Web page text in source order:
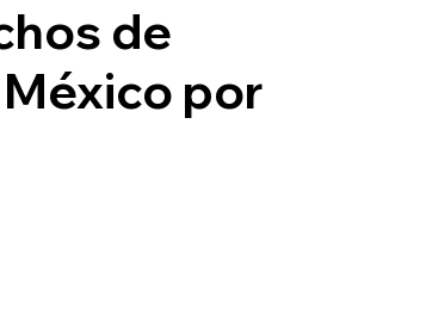
de
por